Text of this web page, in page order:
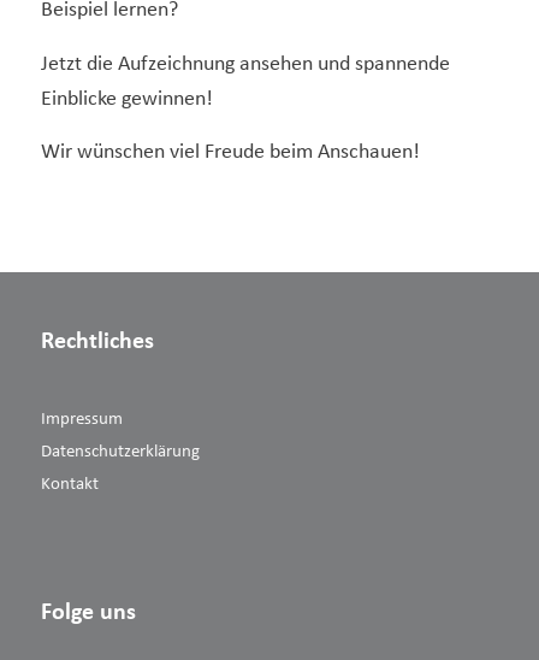
Beispiel lernen?
Jetzt die Aufzeichnung ansehen und spannende
Einblicke gewinnen!
Wir wünschen viel Freude beim Anschauen!
Rechtliches
Impressum
Datenschutzerklärung
Kontakt
Folge uns